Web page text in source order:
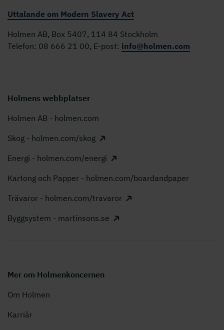
Uttalande om Modern Slavery Act
Holmen AB, Box 5407, 114 84 Stockholm
Telefon: 08 666 21 00, E-post: info@holmen.com
Holmens webbplatser
Holmen AB - holmen.com
Skog - holmen.com/skog
Energi - holmen.com/energi
Kartong och Papper - holmen.com/boardandpaper
Trävaror - holmen.com/travaror
Byggsystem - martinsons.se
Mer om Holmenkoncernen
Om Holmen
Karriär